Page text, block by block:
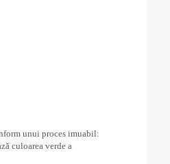
unui proces imuabil:
culoarea verde a